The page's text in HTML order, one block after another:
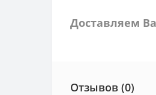
Доставляем
Отзывов (0)